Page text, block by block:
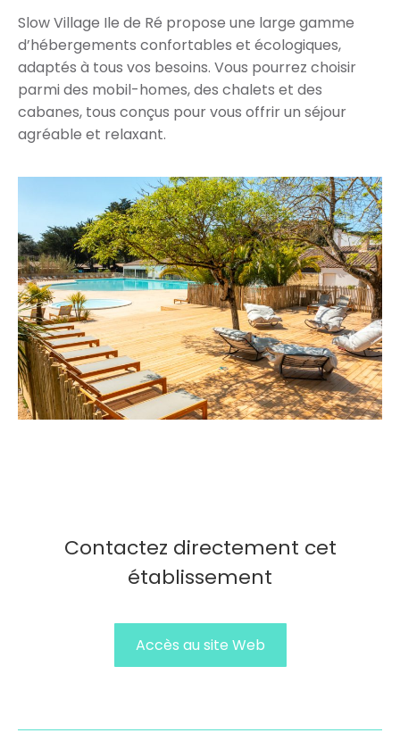
Slow Village Ile de Ré propose une large gamme
d’hébergements confortables et écologiques,
adaptés à tous vos besoins. Vous pourrez choisir
parmi des mobil-homes, des chalets et des
cabanes, tous conçus pour vous offrir un séjour
agréable et relaxant.
Contactez directement cet
établissement
Accès au site Web